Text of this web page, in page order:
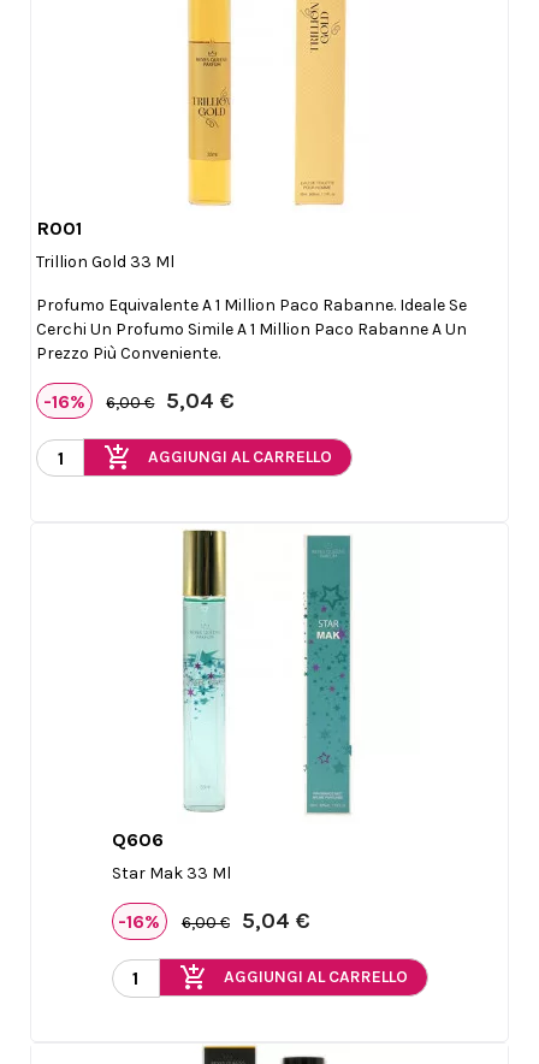
R001
Trillion Gold 33 Ml
Profumo Equivalente A 1 Million Paco Rabanne. Ideale Se
Cerchi Un Profumo Simile A 1 Million Paco Rabanne A Un
Prezzo Più Conveniente.
-16% 6,00 € 5,04 €
add_shopping_cart AGGIUNGI AL CARRELLO
Q606
Star Mak 33 Ml
-16% 6,00 € 5,04 €
add_shopping_cart AGGIUNGI AL CARRELLO